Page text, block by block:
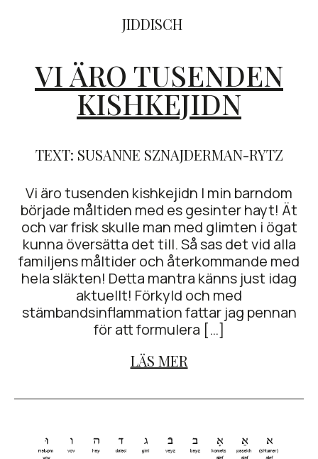
JIDDISCH
VI ÄRO TUSENDEN
KISHKEJIDN
TEXT: SUSANNE SZNAJDERMAN-RYTZ
Vi äro tusenden kishkejidn I min barndom
började måltiden med es gesinter hayt! Ät
och var frisk skulle man med glimten i ögat
kunna översätta det till. Så sas det vid alla
familjens måltider och återkommande med
hela släkten! Detta mantra känns just idag
aktuellt! Förkyld och med
stämbandsinflammation fattar jag pennan
för att formulera […]
LÄS MER